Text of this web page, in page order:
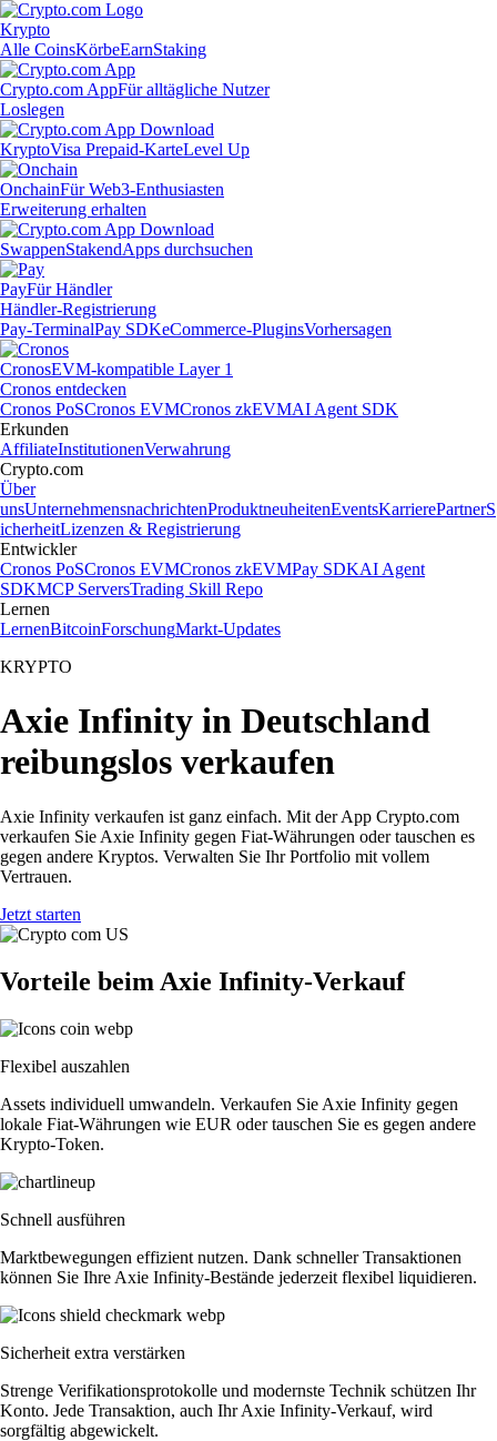
Krypto
Alle CoinsKörbeEarnStaking
Crypto.com AppFür alltägliche Nutzer
Loslegen
KryptoVisa Prepaid-KarteLevel Up
OnchainFür Web3-Enthusiasten
Erweiterung erhalten
SwappenStakendApps durchsuchen
PayFür Händler
Händler-Registrierung
Pay-TerminalPay SDKeCommerce-PluginsVorhersagen
CronosEVM-kompatible Layer 1
Cronos entdecken
Cronos PoSCronos EVMCronos zkEVMAI Agent SDK
Erkunden
AffiliateInstitutionenVerwahrung
Crypto.com
Über
unsUnternehmensnachrichtenProduktneuheitenEventsKarrierePartnerS
icherheitLizenzen & Registrierung
Entwickler
Cronos PoSCronos EVMCronos zkEVMPay SDKAI Agent
SDKMCP ServersTrading Skill Repo
Lernen
LernenBitcoinForschungMarkt-Updates
KRYPTO
Axie Infinity in Deutschland
reibungslos verkaufen
Axie Infinity verkaufen ist ganz einfach. Mit der App Crypto.com
verkaufen Sie Axie Infinity gegen Fiat-Währungen oder tauschen es
gegen andere Kryptos. Verwalten Sie Ihr Portfolio mit vollem
Vertrauen.
Jetzt starten
Vorteile beim Axie Infinity-Verkauf
Flexibel auszahlen
Assets individuell umwandeln. Verkaufen Sie Axie Infinity gegen
lokale Fiat-Währungen wie EUR oder tauschen Sie es gegen andere
Krypto-Token.
Schnell ausführen
Marktbewegungen effizient nutzen. Dank schneller Transaktionen
können Sie Ihre Axie Infinity-Bestände jederzeit flexibel liquidieren.
Sicherheit extra verstärken
Strenge Verifikationsprotokolle und modernste Technik schützen Ihr
Konto. Jede Transaktion, auch Ihr Axie Infinity-Verkauf, wird
sorgfältig abgewickelt.